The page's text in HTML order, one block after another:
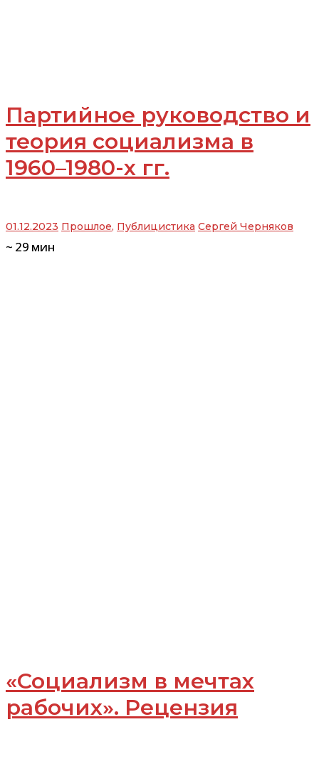
Партийное руководство и
теория социализма в
1960–1980-х гг.
01.12.2023 Прошлое, Публицистика Сергей Черняков
~ 29 мин
«Социализм в мечтах
рабочих». Рецензия